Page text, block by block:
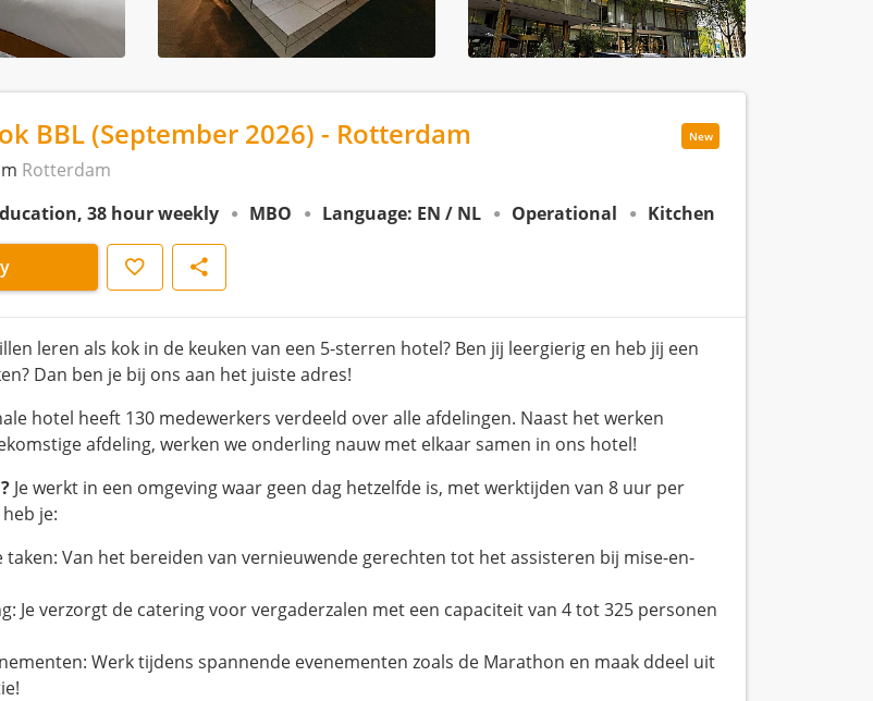
New
BBL (September 2026) - Rotterdam
Rotterdam
38 hour weekly
MBO Language: EN / NL Operational Kitchen
Save Share
leren als kok in de keuken van een 5-sterren hotel? Ben jij leergierig en heb jij een
Dan ben je bij ons aan het juiste adres!
hotel heeft 130 medewerkers verdeeld over alle afdelingen. Naast het werken
afdeling, werken we onderling nauw met elkaar samen in ons hotel!
Je werkt in een omgeving waar geen dag hetzelfde is, met werktijden van 8 uur per
je:
taken: Van het bereiden van vernieuwende gerechten tot het assisteren bij mise-en-
Je verzorgt de catering voor vergaderzalen met een capaciteit van 4 tot 325 personen
Werk tijdens spannende evenementen zoals de Marathon en maak ddeel uit